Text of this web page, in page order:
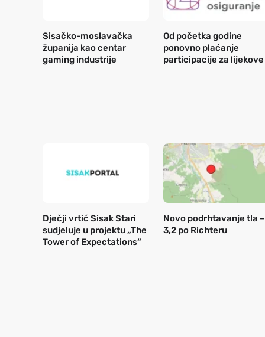
Sisačko-moslavačka
županija kao centar
gaming industrije
Od početka godine
ponovno plaćanje
participacije za lijekove
Dječji vrtić Sisak Stari
sudjeluje u projektu „The
Tower of Expectations“
Novo podrhtavanje tla –
3,2 po Richteru